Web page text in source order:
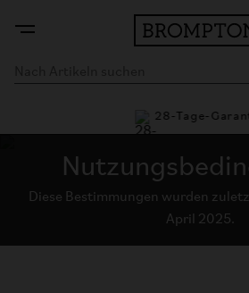
28-Tage-Garantie
Diese Bestimmungen wurden
April 2025.